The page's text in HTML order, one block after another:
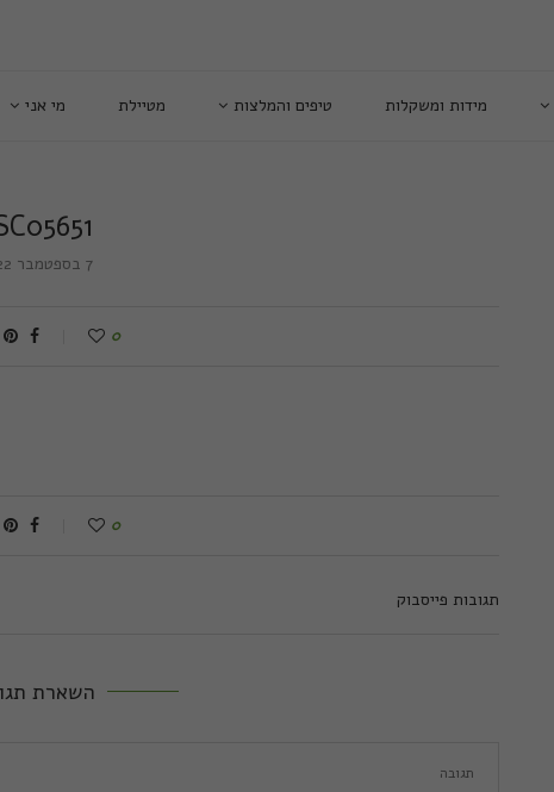
מידות ומשקלות טיפים והמלצות מטיילת מי אני
7 בספטמבר 2022
0
0
תגובות פייסבוק
השארת